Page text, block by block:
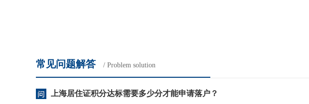
常见问题解答 / Problem solution
上海居住证积分达标需要多少分才能申请落户？